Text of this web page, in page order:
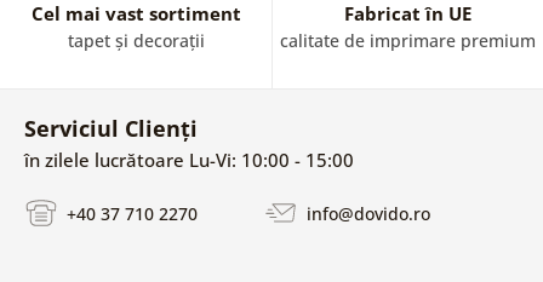
Cel mai vast sortiment
tapet și decorații
Fabricat în UE
calitate de imprimare premium
Serviciul Clienți
în zilele lucrătoare Lu-Vi: 10:00 - 15:00
+40 37 710 2270 info@dovido.ro